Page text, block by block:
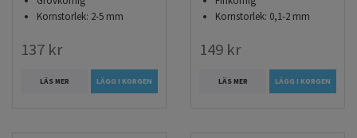
Kornstorlek: 2-5 mm
137 kr
LÄS MER LÄGG I KORGEN
Kornstorlek: 0,1-2 mm
149 kr
LÄS MER LÄGG I KORGEN